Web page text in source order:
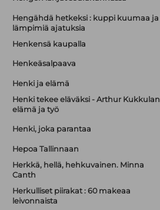
Hengähdä hetkeksi : kuppi kuumaa ja
lämpimiä ajatuksia
Henkensä kaupalla
Henkeäsalpaava
Henki ja elämä
Henki tekee eläväksi - Arthur Kukkulan
elämä ja työ
Henki, joka parantaa
Hepoa Tallinnaan
Herkkä, hellä, hehkuvainen. Minna
Canth
Herkulliset piirakat : 60 makeaa
leivonnaista